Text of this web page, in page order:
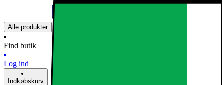
Alle produkter
Find butik
Log ind
Indkøbskurv